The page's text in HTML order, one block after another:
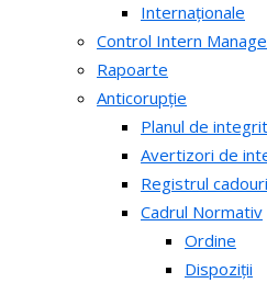
Internaționale
Control Intern
Rapoarte
Anticorupție
Planul de
Avertizori de
Registrul
Cadrul Normativ
Ordine
Dispoziții